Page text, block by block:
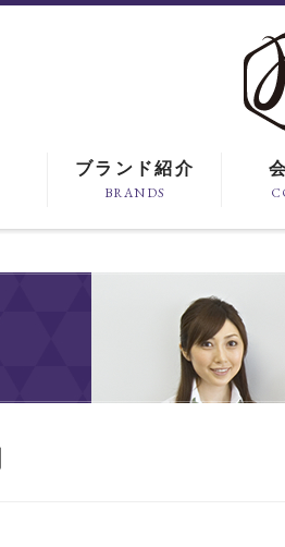
ブランド紹介
BRANDS